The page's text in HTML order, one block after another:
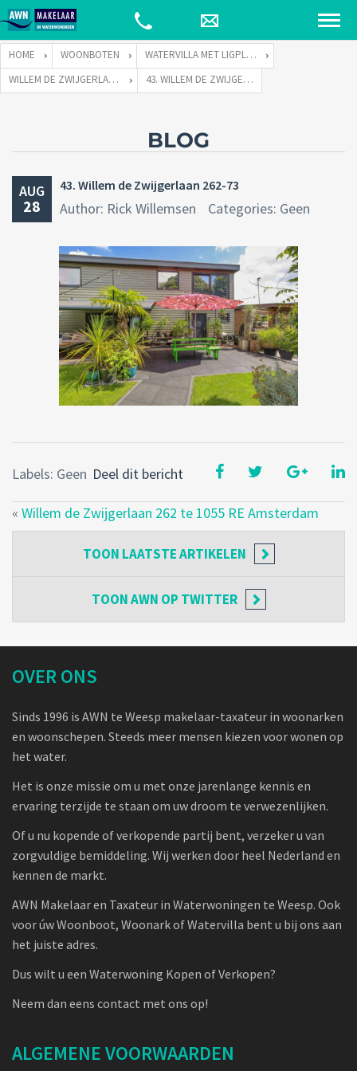
HOME WOONBOTEN
WATERVILLA MET LIGPLAATS
WILLEM DE ZWIJGERLAAN 262 TE 1055 RE AMSTERDAM
43. WILLEM DE ZWIJGERLAAN 262-73
BLOG
AUG
28
43. Willem de Zwijgerlaan 262-73
Author: Rick Willemsen Categories: Geen
Deel dit bericht
Labels: Geen
« Willem de Zwijgerlaan 262 te 1055 RE Amsterdam
TOON LAATSTE ARTIKELEN
TOONAWN OP TWITTER
OVER ONS
Sinds 1996 is AWN te Weesp makelaar-taxateur in woonarken
en woonschepen. Steeds meer mensen kiezen voor wonen op
het water.
Het is onze missie om u met onze jarenlange kennis en
ervaring terzijde te staan om uw droom te verwezenlijken.
Of u nu kopende of verkopende partij bent, verzeker u van
zorgvuldige bemiddeling. Wij werken door heel Nederland en
kennen de markt.
AWN Makelaar en Taxateur in Waterwoningen te Weesp. Ook
voor úw Woonboot, Woonark of Watervilla bent u bij ons aan
het juiste adres.
Dus wilt u een Waterwoning Kopen of Verkopen?
Neem dan eens contact met ons op!
ALGEMENE VOORWAARDEN